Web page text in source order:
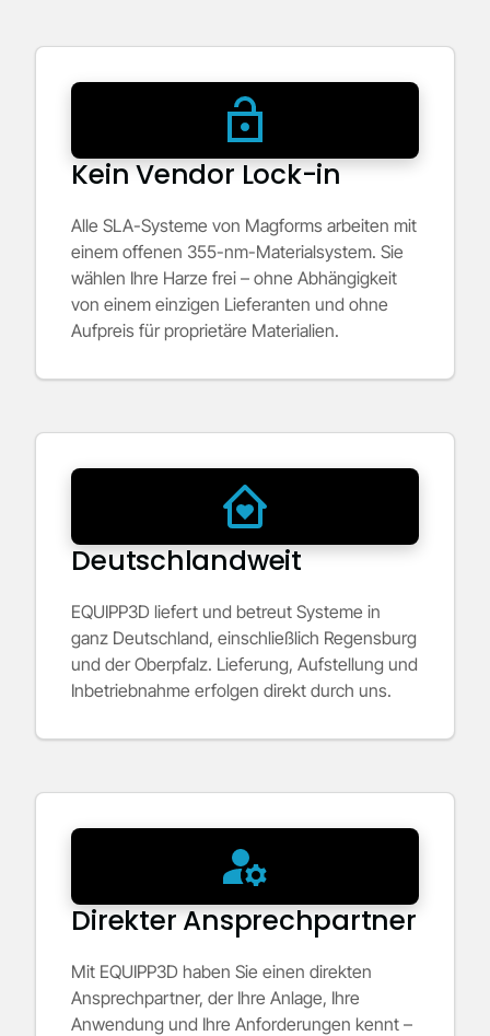
Kein Vendor Lock-in
Alle SLA-Systeme von Magforms arbeiten mit
einem offenen 355-nm-Materialsystem. Sie
wählen Ihre Harze frei – ohne Abhängigkeit
von einem einzigen Lieferanten und ohne
Aufpreis für proprietäre Materialien.
Deutschlandweit
EQUIPP3D liefert und betreut Systeme in
ganz Deutschland, einschließlich Regensburg
und der Oberpfalz. Lieferung, Aufstellung und
Inbetriebnahme erfolgen direkt durch uns.
Direkter Ansprechpartner
Mit EQUIPP3D haben Sie einen direkten
Ansprechpartner, der Ihre Anlage, Ihre
Anwendung und Ihre Anforderungen kennt –